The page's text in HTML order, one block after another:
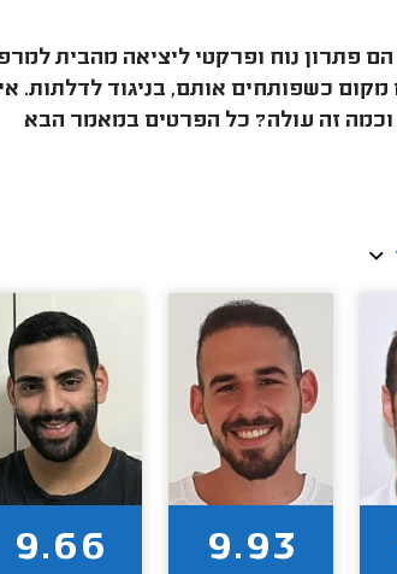
פתרון נוח ופרקטי ליציאה מהבית
כשפותחים אותם, בניגוד לדלתות.
וכמה זה עולה? כל הפרטים במאמר הבא
9.93
9.66